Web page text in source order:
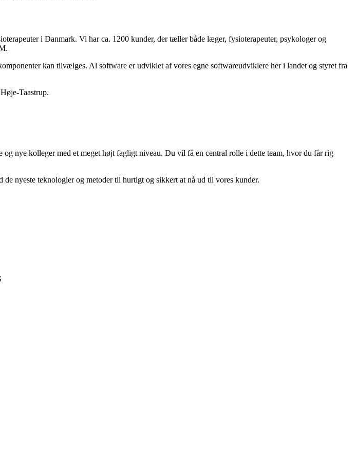
i Danmark. Vi har ca. 1200 kunder, der tæller både læger, fysioterapeuter, psykologer og
kan tilvælges. Al software er udviklet af vores egne softwareudviklere her i landet og styret fra
Taastrup.
nye kolleger med et meget højt fagligt niveau. Du vil få en central rolle i dette team, hvor du får rig
nyeste teknologier og metoder til hurtigt og sikkert at nå ud til vores kunder.